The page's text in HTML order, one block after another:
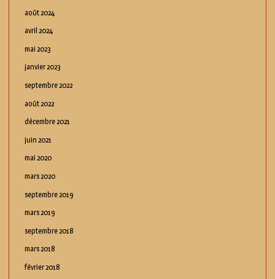
août 2024
avril 2024
mai 2023
janvier 2023
septembre 2022
août 2022
décembre 2021
juin 2021
mai 2020
mars 2020
septembre 2019
mars 2019
septembre 2018
mars 2018
février 2018